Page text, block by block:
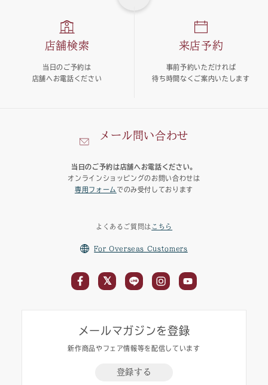
メール問い合わせ
当日のご予約は店舗へお電話ください。
オンラインショッピングのお問い合わせは
専用フォーム でのみ受付しております
店舗検索
当日のご予約は
店舗へお電話ください
来店予約
事前予約いただければ
待ち時間なくご案内いたします
よくあるご質問は こちら
For Overseas Customers
メールマガジンを登録
新作商品やフェア情報等を配信しています
登録する